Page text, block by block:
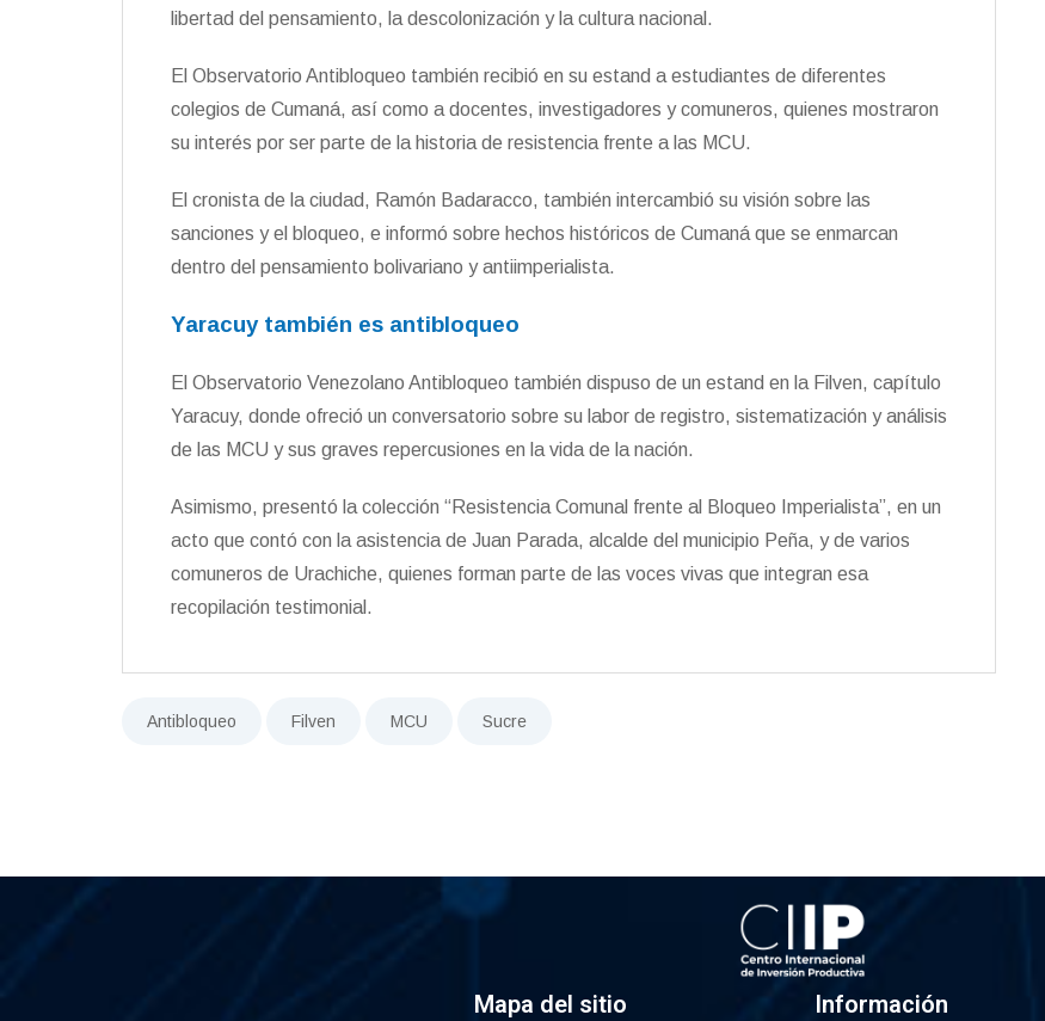
libertad del pensamiento, la descolonización y la cultura nacional.
El Observatorio Antibloqueo también recibió en su estand a estudiantes de diferentes
colegios de Cumaná, así como a docentes, investigadores y comuneros, quienes mostraron
su interés por ser parte de la historia de resistencia frente a las MCU.
El cronista de la ciudad, Ramón Badaracco, también intercambió su visión sobre las
sanciones y el bloqueo, e informó sobre hechos históricos de Cumaná que se enmarcan
dentro del pensamiento bolivariano y antiimperialista.
Yaracuy también es antibloqueo
El Observatorio Venezolano Antibloqueo también dispuso de un estand en la Filven, capítulo
Yaracuy, donde ofreció un conversatorio sobre su labor de registro, sistematización y análisis
de las MCU y sus graves repercusiones en la vida de la nación.
Asimismo, presentó la colección “Resistencia Comunal frente al Bloqueo Imperialista”, en un
acto que contó con la asistencia de Juan Parada, alcalde del municipio Peña, y de varios
comuneros de Urachiche, quienes forman parte de las voces vivas que integran esa
recopilación testimonial.
Antibloqueo Filven MCU Sucre
Mapa del sitio Información